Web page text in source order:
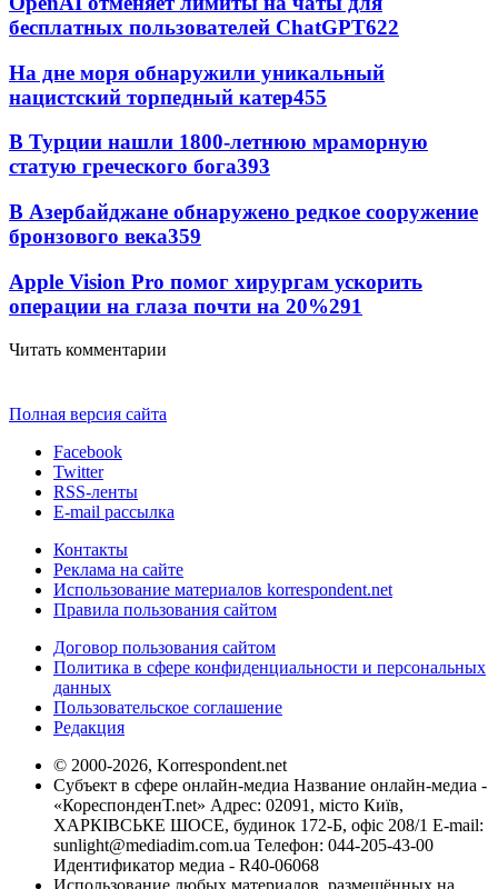
бесплатных пользователей ChatGPT622
На дне моря обнаружили уникальный
нацистский торпедный катер455
В Турции нашли 1800-летнюю мраморную
статую греческого бога393
В Азербайджане обнаружено редкое сооружение
бронзового века359
Apple Vision Pro помог хирургам ускорить
операции на глаза почти на 20%291
Читать комментарии
Полная версия сайта
Facebook
Twitter
RSS-ленты
E-mail рассылка
Контакты
Реклама на сайте
Использование материалов korrespondent.net
Правила пользования сайтом
Договор пользования сайтом
Политика в сфере конфиденциальности и персональных
данных
Пользовательское соглашение
Редакция
© 2000-2026, Korrespondent.net
Субъект в сфере онлайн-медиа Название онлайн-медиа -
«КореспонденТ.net» Адрес: 02091, місто Київ,
ХАРКІВСЬКЕ ШОСЕ, будинок 172-Б, офіс 208/1 E-mail:
sunlight@mediadim.com.ua Телефон: 044-205-43-00
Идентификатор медиа - R40-06068
Использование любых материалов, размещённых на